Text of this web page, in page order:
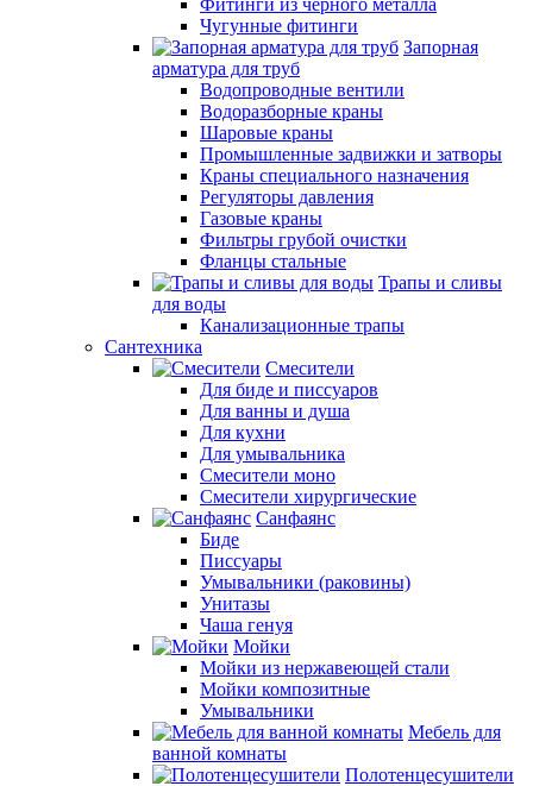
Фитинги из черного металла
Чугунные фитинги
Запорная
арматура для труб
Водопроводные вентили
Водоразборные краны
Шаровые краны
Промышленные задвижки и затворы
Краны специального назначения
Регуляторы давления
Газовые краны
Фильтры грубой очистки
Фланцы стальные
Трапы и сливы
для воды
Канализационные трапы
Сантехника
Смесители
Для биде и писсуаров
Для ванны и душа
Для кухни
Для умывальника
Смесители моно
Смесители хирургические
Санфаянс
Биде
Писсуары
Умывальники (раковины)
Унитазы
Чаша генуя
Мойки
Мойки из нержавеющей стали
Мойки композитные
Умывальники
Мебель для
ванной комнаты
Полотенцесушители